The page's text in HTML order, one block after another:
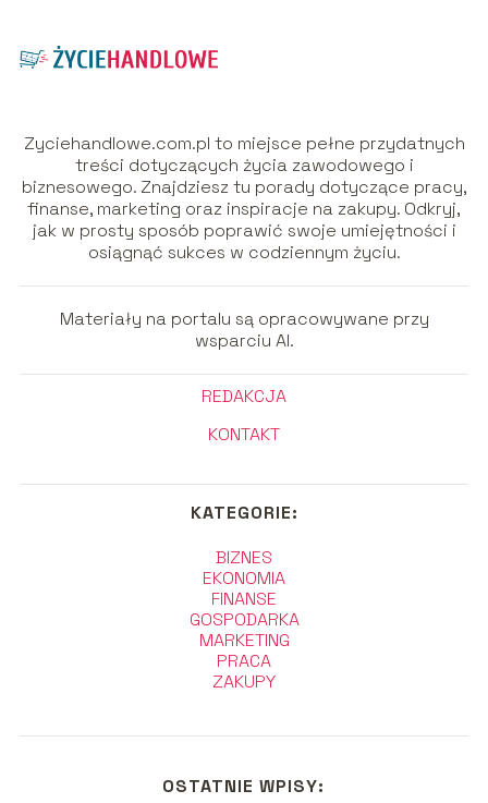
Zyciehandlowe.com.pl to miejsce pełne przydatnych
treści dotyczących życia zawodowego i
biznesowego. Znajdziesz tu porady dotyczące pracy,
finanse, marketing oraz inspiracje na zakupy. Odkryj,
jak w prosty sposób poprawić swoje umiejętności i
osiągnąć sukces w codziennym życiu.
Materiały na portalu są opracowywane przy
wsparciu AI.
REDAKCJA
KONTAKT
KATEGORIE:
BIZNES
EKONOMIA
FINANSE
GOSPODARKA
MARKETING
PRACA
ZAKUPY
OSTATNIE WPISY: